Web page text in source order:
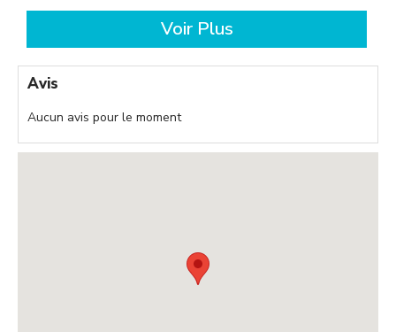
Voir Plus
Avis
Aucun avis pour le moment